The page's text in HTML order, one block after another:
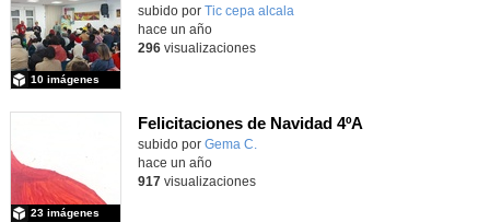
subido por Tic cepa alcala
10 imágenes
hace un año
296visualizaciones
Felicitaciones de Navidad 4ºA
subido por Gema C.
23 imágenes
hace un año
917visualizaciones